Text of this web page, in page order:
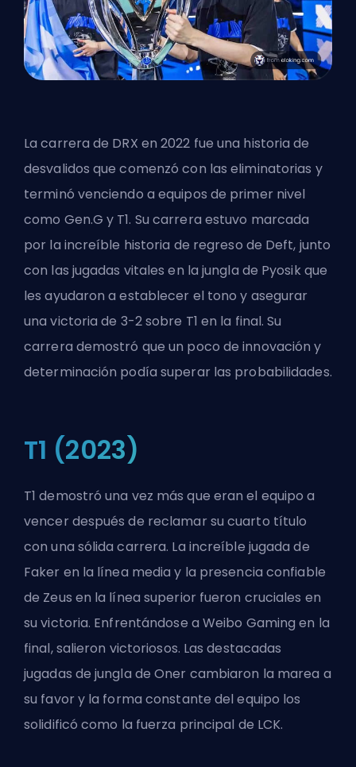
La carrera de DRX en 2022 fue una historia de
desvalidos que comenzó con las eliminatorias y
terminó venciendo a equipos de primer nivel
como Gen.G y T1. Su carrera estuvo marcada
por la increíble historia de regreso de Deft, junto
con las jugadas vitales en la jungla de Pyosik que
les ayudaron a establecer el tono y asegurar
una victoria de 3-2 sobre T1 en la final. Su
carrera demostró que un poco de innovación y
determinación podía superar las probabilidades.
T1 (2023)
T1 demostró una vez más que eran el equipo a
vencer después de reclamar su cuarto título
con una sólida carrera. La increíble jugada de
Faker en la línea media y la presencia confiable
de Zeus en la línea superior fueron cruciales en
su victoria. Enfrentándose a Weibo Gaming en la
final, salieron victoriosos. Las destacadas
jugadas de jungla de Oner cambiaron la marea a
su favor y la forma constante del equipo los
solidificó como la fuerza principal de LCK.